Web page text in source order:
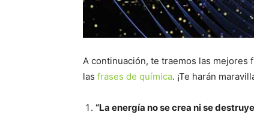
A continuación, te traemos las mejores
las frases de química. ¡Te harán
“La energía no se crea ni se